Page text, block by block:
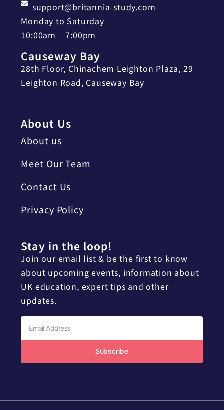
support@britannia-study.com
Monday to Saturday
10:00am – 7:00pm
Causeway Bay
28th Floor, Chinachem Leighton Plaza, 29
Leighton Road, Causeway Bay
About Us
About us
Meet Our Team
Contact Us
Privacy Policy
Stay in the loop!
Join our email list & be the first to know
about upcoming events, information about
UK education, expert tips and other
updates.
Subscribe